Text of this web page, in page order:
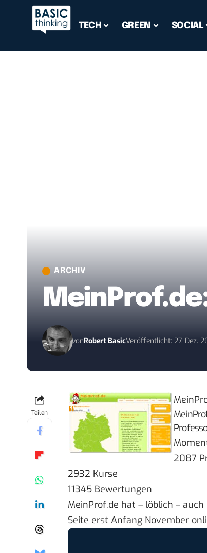
TECH GREEN SOCIAL
ARCHIV
vonRobert BasicVeröffentlicht: 27. Dez.
Teilen
2087
2932 Kurse
11345 Bewertungen
MeinProf.de hat – löblich – auch
Seite erst Anfang November